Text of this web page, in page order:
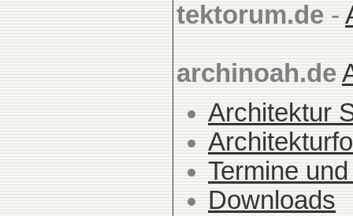
tektorum.de -
archinoah.de
Architektur
Termine
Downloads